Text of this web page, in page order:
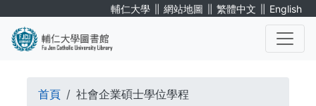
輔仁大學 ∥ 網站地圖 ∥ 繁體中文 ∥ English
導
首頁 社會企業碩士學位學程